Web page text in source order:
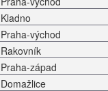
Kladno
Praha-východ
Rakovník
Praha-západ
Domažlice